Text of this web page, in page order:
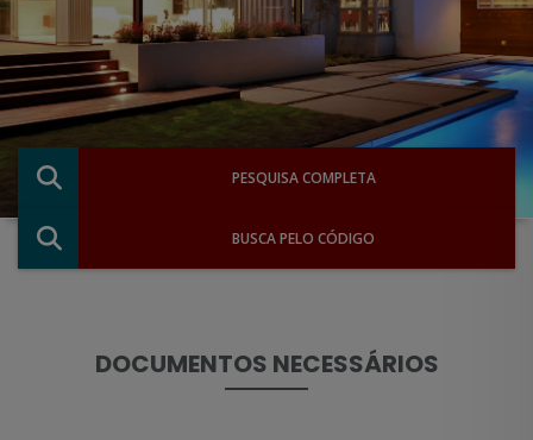
PESQUISA COMPLETA
BUSCA PELO CÓDIGO
DOCUMENTOS NECESSÁRIOS